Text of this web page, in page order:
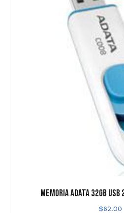
MEMORIA ADATA 32GB
$62.00